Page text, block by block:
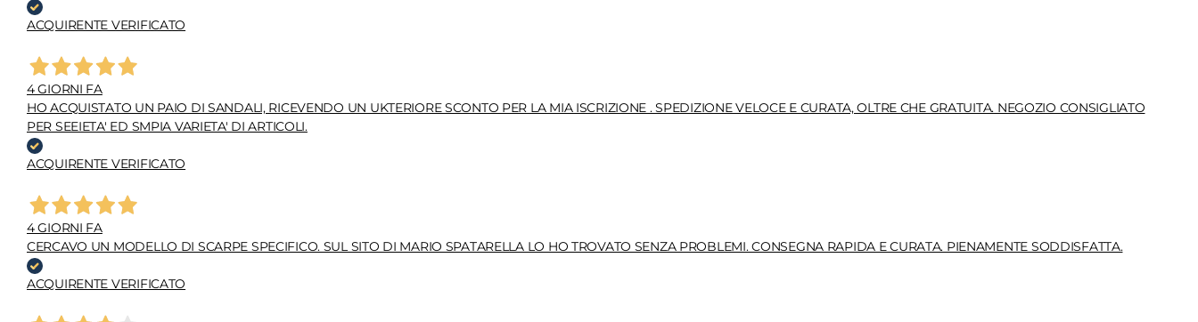
ACQUIRENTE VERIFICATO
4 GIORNI FA
HO ACQUISTATO UN PAIO DI SANDALI, RICEVENDO UN UKTERIORE SCONTO PER LA MIA ISCRIZIONE . SPEDIZIONE VELOCE E CURATA, OLTRE CHE GRATUITA. NEGOZIO CONSIGLIATO
PER SEEIETA' ED SMPIA VARIETA' DI ARTICOLI.
ACQUIRENTE VERIFICATO
4 GIORNI FA
CERCAVO UN MODELLO DI SCARPE SPECIFICO. SUL SITO DI MARIO SPATARELLA LO HO TROVATO SENZA PROBLEMI. CONSEGNA RAPIDA E CURATA. PIENAMENTE SODDISFATTA.
ACQUIRENTE VERIFICATO